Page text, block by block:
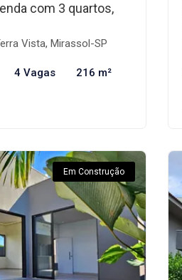
com 3 quartos,
Vista, Mirassol-SP
4 Vagas 216 m²
Em Construção